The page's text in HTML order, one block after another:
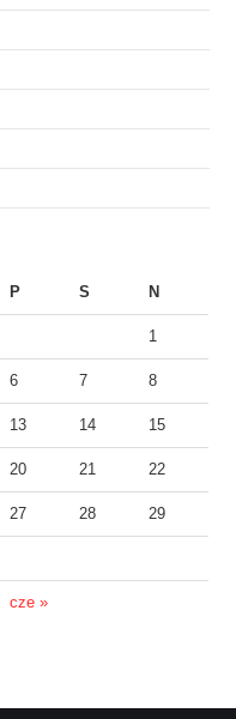
P S N
cze »
1
6 7 8
13 14 15
20 21 22
27 28 29